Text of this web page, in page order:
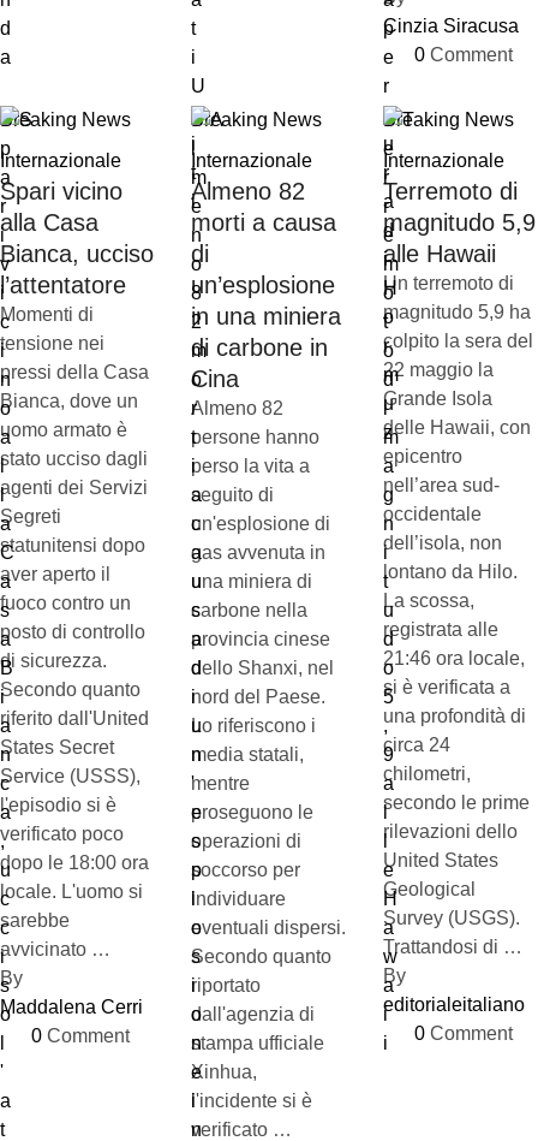
Cinzia Siracusa
0 Comment
Breaking News
Internazionale
Spari vicino
alla Casa
Bianca, ucciso
l’attentatore
Momenti di
tensione nei
pressi della Casa
Bianca, dove un
uomo armato è
stato ucciso dagli
agenti dei Servizi
Segreti
statunitensi dopo
aver aperto il
fuoco contro un
posto di controllo
di sicurezza.
Secondo quanto
riferito dall'United
States Secret
Service (USSS),
l'episodio si è
verificato poco
dopo le 18:00 ora
locale. L'uomo si
sarebbe
avvicinato …
By
Maddalena Cerri
0 Comment
Breaking News
Internazionale
Almeno 82
morti a causa
di
un’esplosione
in una miniera
di carbone in
Cina
Almeno 82
persone hanno
perso la vita a
seguito di
un'esplosione di
gas avvenuta in
una miniera di
carbone nella
provincia cinese
dello Shanxi, nel
nord del Paese.
Lo riferiscono i
media statali,
mentre
proseguono le
operazioni di
soccorso per
individuare
eventuali dispersi.
Secondo quanto
riportato
dall'agenzia di
stampa ufficiale
Xinhua,
l'incidente si è
verificato …
Breaking News
Internazionale
Terremoto di
magnitudo 5,9
alle Hawaii
Un terremoto di
magnitudo 5,9 ha
colpito la sera del
22 maggio la
Grande Isola
delle Hawaii, con
epicentro
nell’area sud-
occidentale
dell’isola, non
lontano da Hilo.
La scossa,
registrata alle
21:46 ora locale,
si è verificata a
una profondità di
circa 24
chilometri,
secondo le prime
rilevazioni dello
United States
Geological
Survey (USGS).
Trattandosi di …
By
editorialeitaliano
0 Comment